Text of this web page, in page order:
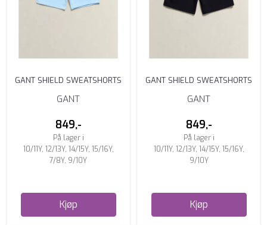
GANT SHIELD SWEATSHORTS
SKY BLUE
GANT
849,-
På lager i
10/11Y, 12/13Y, 14/15Y, 15/16Y,
7/8Y, 9/10Y
Kjøp
GANT SHIELD SWEATSHORTS
EVENING BLUE
GANT
849,-
På lager i
10/11Y, 12/13Y, 14/15Y, 15/16Y,
9/10Y
Kjøp